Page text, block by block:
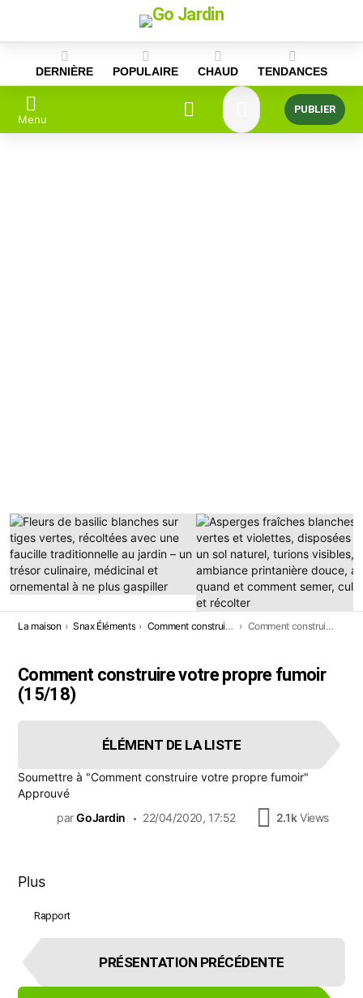
content
DERNIÈRE POPULAIRE CHAUD TENDANCES
Menu
PUBLIER
DERNIÈRES
HISTOIRES
Vous êtes ici:
La maison Snax Éléments Comment construire votre propre fumoir Comment construire votre propre fumoir
Comment construire votre propre fumoir
(15/18)
ÉLÉMENT DE LA LISTE
Soumettre à "Comment construire votre propre fumoir"
Approuvé
par GoJardin 22/04/2020, 17:52 2.1k Views
Plus
Rapport
PRÉSENTATION PRÉCÉDENTE